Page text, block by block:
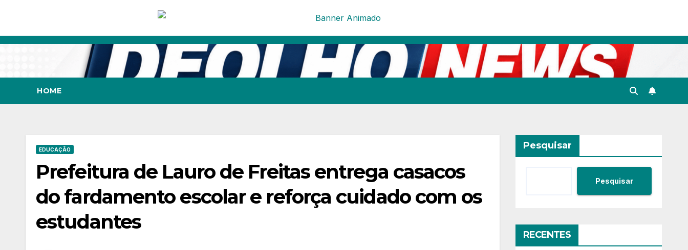
Skip
HOME
EDUCAÇÃO
Prefeitura de Lauro de Freitas entrega casacos
do fardamento escolar e reforça cuidado com os
estudantes
Pesquisar
Pesquisar
RECENTES